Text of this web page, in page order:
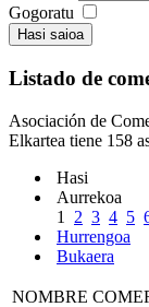
Gogoratu
Hasi saioa
Listado de
Asociación de
Elkartea tiene 158
Hasi
Aurrekoa
1
2 3 4 5
Hurrengoa
Bukaera
NOMBRE